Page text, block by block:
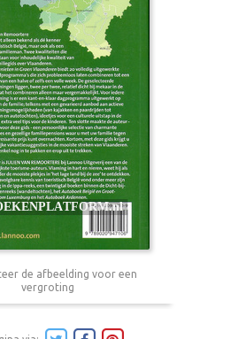
de afbeelding voor een
vergroting